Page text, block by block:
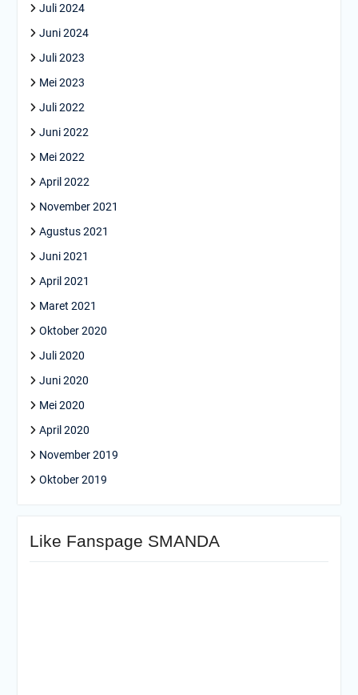
Juli 2024
Juni 2024
Juli 2023
Mei 2023
Juli 2022
Juni 2022
Mei 2022
April 2022
November 2021
Agustus 2021
Juni 2021
April 2021
Maret 2021
Oktober 2020
Juli 2020
Juni 2020
Mei 2020
April 2020
November 2019
Oktober 2019
Like Fanspage SMANDA